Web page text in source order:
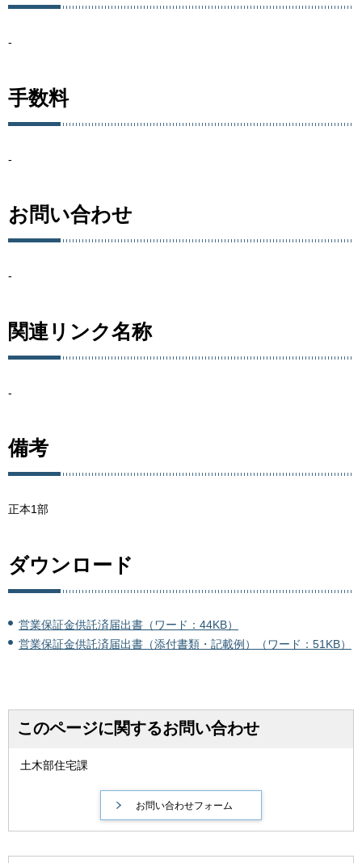
-
手数料
-
お問い合わせ
-
関連リンク名称
-
備考
正本1部
ダウンロード
営業保証金供託済届出書（ワード：44KB）
営業保証金供託済届出書（添付書類・記載例）（ワード：51KB）
このページに関するお問い合わせ
土木部住宅課